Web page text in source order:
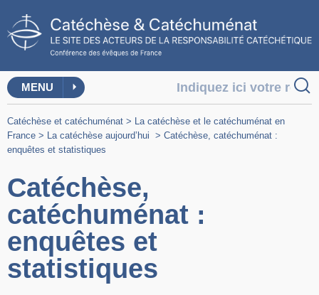
MENU
Catéchèse et catéchuménat > La catéchèse et le catéchuménat en
France > La catéchèse aujourd’hui > Catéchèse, catéchuménat :
enquêtes et statistiques
Catéchèse,
catéchuménat :
enquêtes et
statistiques